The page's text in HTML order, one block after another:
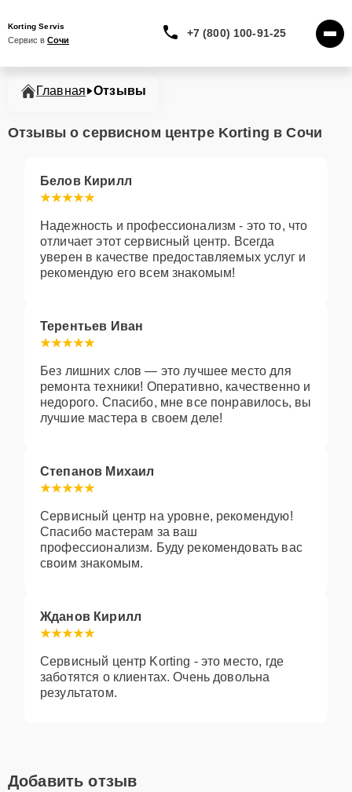
Korting Servis
Сервис в Сочи
+7 (800) 100-91-25
Главная Отзывы
Отзывы о сервисном центре Korting в Сочи
Белов Кирилл
Надежность и профессионализм - это то, что
отличает этот сервисный центр. Всегда
уверен в качестве предоставляемых услуг и
рекомендую его всем знакомым!
Терентьев Иван
Без лишних слов — это лучшее место для
ремонта техники! Оперативно, качественно и
недорого. Спасибо, мне все понравилось, вы
лучшие мастера в своем деле!
Степанов Михаил
Сервисный центр на уровне, рекомендую!
Спасибо мастерам за ваш
профессионализм. Буду рекомендовать вас
своим знакомым.
Жданов Кирилл
Сервисный центр Korting - это место, где
заботятся о клиентах. Очень довольна
результатом.
Добавить отзыв